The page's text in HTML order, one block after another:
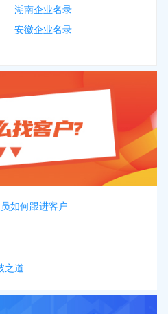
湖南企业名录
安徽企业名录
如何跟进客户
之道